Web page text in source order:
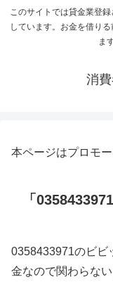
このサイトでは貸金業登
しています。お金を借り
ま
消
本ページはプロモ
「
0358433971のビビ
金なので関わらない